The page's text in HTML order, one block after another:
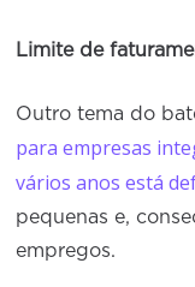
Limite de
Outro tema do
para empresas
vários anos está
pequenas e,
empregos.